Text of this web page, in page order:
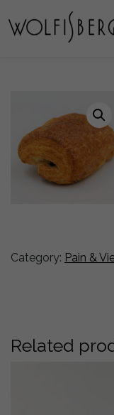
Category: Pain &
Related